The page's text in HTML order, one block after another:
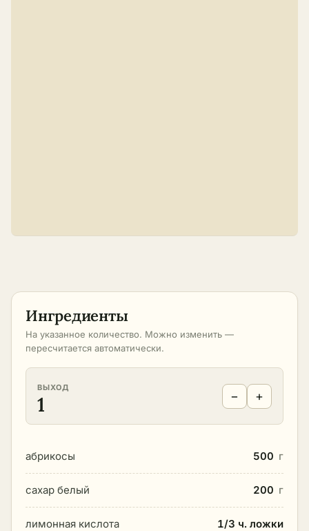
Ингредиенты
На указанное количество. Можно изменить —
пересчитается автоматически.
ВЫХОД
1 − +
абрикосы 500 г
сахар белый 200 г
лимонная кислота 1/3 ч. ложки